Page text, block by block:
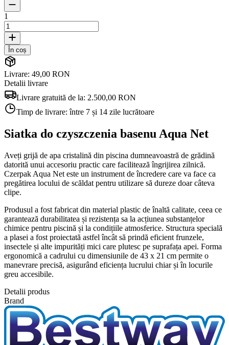
1
În coș
Livrare: 49,00 RON
Detalii livrare
Livrare gratuită de la: 2.500,00 RON
Timp de livrare:între 7 și 14 zile lucrătoare
Siatka do czyszczenia basenu Aqua Net
Aveți grijă de apa cristalină din piscina dumneavoastră de grădină
datorită unui accesoriu practic care facilitează îngrijirea zilnică.
Czerpak Aqua Net este un instrument de încredere care va face ca
pregătirea locului de scăldat pentru utilizare să dureze doar câteva
clipe.
Produsul a fost fabricat din material plastic de înaltă calitate, ceea ce
garantează durabilitatea și rezistența sa la acțiunea substanțelor
chimice pentru piscină și la condițiile atmosferice. Structura specială
a plasei a fost proiectată astfel încât să prindă eficient frunzele,
insectele și alte impurități mici care plutesc pe suprafața apei. Forma
ergonomică a cadrului cu dimensiunile de 43 x 21 cm permite o
manevrare precisă, asigurând eficiența lucrului chiar și în locurile
greu accesibile.
Detalii produs
Brand